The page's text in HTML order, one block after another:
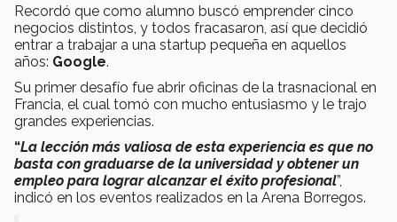
Recordó que como alumno buscó emprender cinco
negocios distintos, y todos fracasaron, así que decidió
entrar a trabajar a una startup pequeña en aquellos
años: Google.
Su primer desafío fue abrir oficinas de la trasnacional en
Francia, el cual tomó con mucho entusiasmo y le trajo
grandes experiencias.
“La lección más valiosa de esta experiencia es que no
basta con graduarse de la universidad y obtener un
empleo para lograr alcanzar el éxito profesional”,
indicó en los eventos realizados en la Arena Borregos.